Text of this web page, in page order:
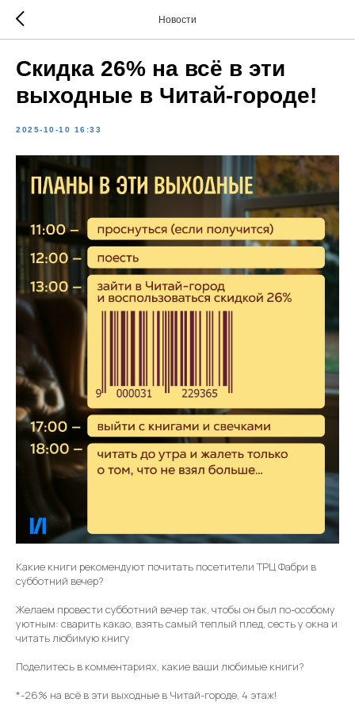
Новости
Скидка 26% на всё в эти
выходные в Читай-городе!
2025-10-10 16:33
Какие книги рекомендуют почитать посетители ТРЦ Фабри в
субботний вечер?
Желаем провести субботний вечер так, чтобы он был по-особому
уютным: сварить какао, взять самый теплый плед, сесть у окна и
читать любимую книгу
Поделитесь в комментариях, какие ваши любимые книги?
*-26% на всё в эти выходные в Читай-городе, 4 этаж!